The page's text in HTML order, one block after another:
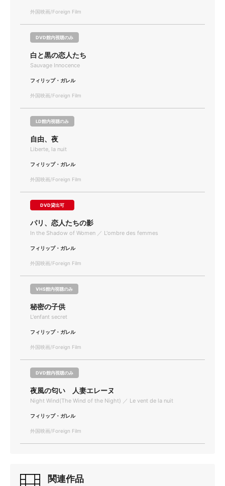
外国映画/Foreign Film
DVD館内視聴のみ
白と黒の恋人たち
Sauvage Innocence
フィリップ・ガレル
外国映画/Foreign Film
LD館内視聴のみ
自由、夜
Liberte, la nuit
フィリップ・ガレル
外国映画/Foreign Film
DVD貸出可
パリ、恋人たちの影
In the Shadow of Women ／ L'ombre des femmes
フィリップ・ガレル
外国映画/Foreign Film
VHS館内視聴のみ
秘密の子供
L'enfant secret
フィリップ・ガレル
外国映画/Foreign Film
DVD館内視聴のみ
夜風の匂い 人妻エレーヌ
Night Wind(The Wind of the Night) ／ Le vent de la nuit
フィリップ・ガレル
外国映画/Foreign Film
関連作品